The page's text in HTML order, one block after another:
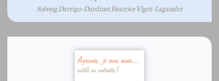
Solveig Darrigo-Dardinet Béatrice Vigot-Lagandré